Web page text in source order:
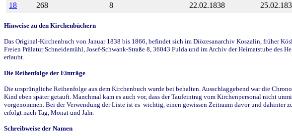
18
268 8 22.02.1838
Hinweise zu den Kirchenbüchern
Das Original-Kirchenbuch von Januar 1838 bis 1866, befindet sich im Diözesanarchiv Koszalin, früher
Freien Prälatur Schneidemühl, Josef-Schwank-Straße 8, 36043 Fulda und im Archiv der Heimatstube des
erlaubt.
Die Reihenfolge der Einträge
Die ursprüngliche Reihenfolge aus dem Kirchenbuch wurde bei behalten. Ausschlaggebend war die
Kind eben später getauft. Manchmal kam es auch vor, dass der Taufeintrag vom Kirchenpersonal nicht
vorgenommen. Bei der Verwendung der Liste ist es wichtig, einen gewissen Zeitraum davor und dahinter
erfolgt nach Tag, Monat und Jahr.
Schreibweise der Namen